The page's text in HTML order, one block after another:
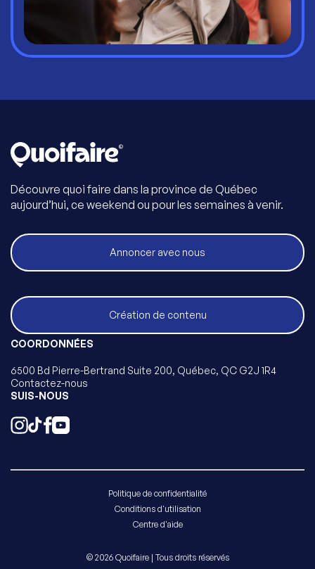
Découvre quoi faire dans la province de Québec
aujourd’hui, ce weekend ou pour les semaines à venir.
Annoncer avec nous
Création de contenu
COORDONNÉES
6500 Bd Pierre-Bertrand Suite 200, Québec, QC G2J 1R4
Contactez-nous
SUIS-NOUS
Politique de confidentialité
Conditions d'utilisation
Centre d'aide
© 2026 Quoifaire | Tous droits réservés